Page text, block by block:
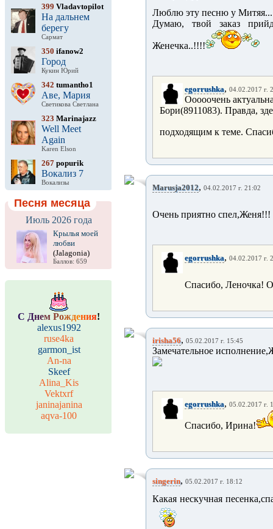
399 Vladavtopilot
На дальнем
берегу
Сармат
350 ifanow2
Город
Кукин Юрий
342 tumantho1
Аве, Мария
Светикова Светлана
323 Marinajazz
Well Meet
Again
Karen Elson
267 popurik
Вокализ 7
Вокализы
Песня месяца
Июль 2026 года
Крылья моей
любви
(Jalagonia)
Баллов: 659
С Днем Рождения!
alexus1992
ruse4ka
garmon_ist
An-na
Skeef
Alina_Kis
Vektxrf
janinajanina
aqva-100
Люблю эту песню у
Думаю, твой заказ
Женечка..!!!!
egorrushka, 04.02.2017 г.
Ооооочень
Бори(8911083). Правда,
подходящим к теме.
Marusja2012, 04.02.2017 г. 21:02
Очень приятно спел,Женя!!!
egorrushka, 04.02.2017 г.
Спасибо, Леночка!
irisha56, 05.02.2017 г. 15:45
Замечательное
egorrushka, 05.02.2017 г.
Спасибо, Ирина!
singerin, 05.02.2017 г. 18:12
Какая нескучная